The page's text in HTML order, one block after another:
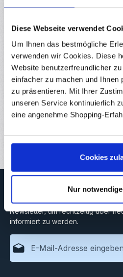
Diese Webseite verwendet
Um Ihnen das bestmögliche
verwenden wir Cookies. Diese
Website benutzerfreundlicher
einfacher zu machen und Ihnen
zu präsentieren. Mit Ihrer
unseren Service kontinuierlich
eine angenehme Shopping-
Cookies
Nur
Beschreibung
Metallschichtwiderstand für DIY-
Raspberry Pi uvm. Linearer
Eigenschaften
Hersteller
Downloads
Bewertungen
Abonnieren Sie jetzt unseren
Newsletter, um rechtzeitig über
informiert zu werden.
E-Mail-Adresse*